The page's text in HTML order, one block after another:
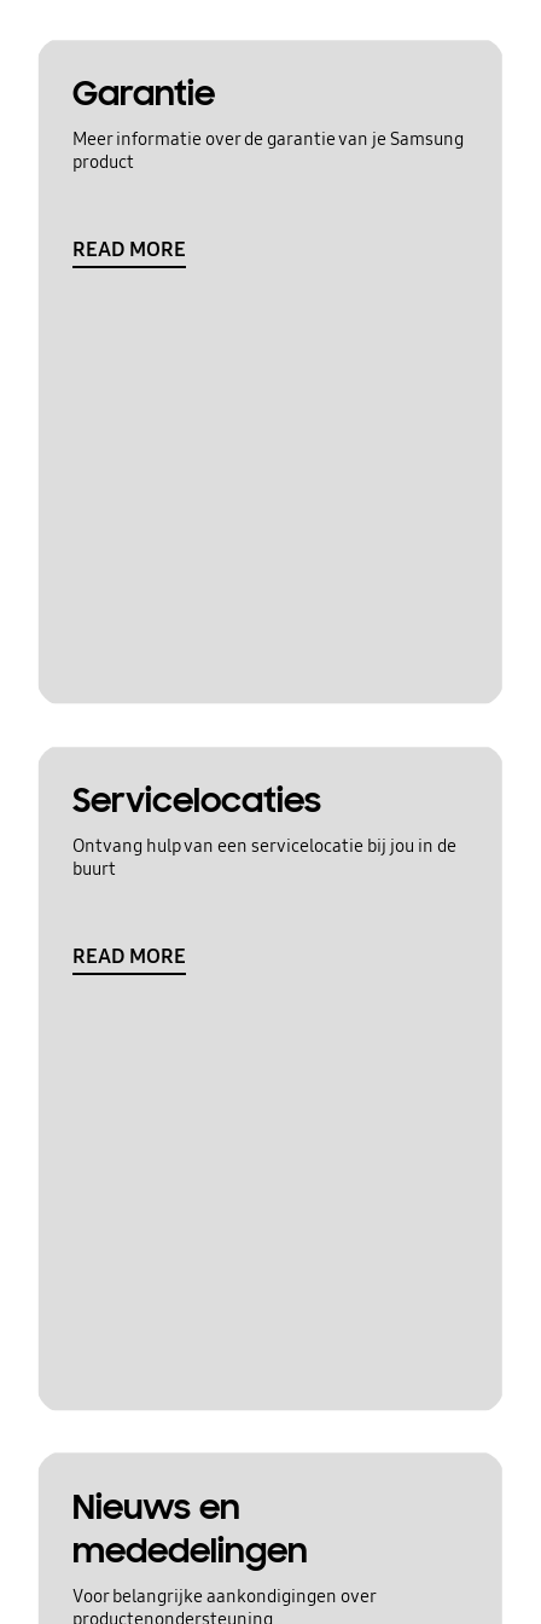
Garantie
Meer informatie over de garantie van je Samsung
product
READ MORE
Servicelocaties
Ontvang hulp van een servicelocatie bij jou in de
buurt
READ MORE
Nieuws en
mededelingen
Voor belangrijke aankondigingen over
productenondersteuning